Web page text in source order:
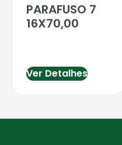
PARAFUSO 7
16X70,00
Ver Detalhes